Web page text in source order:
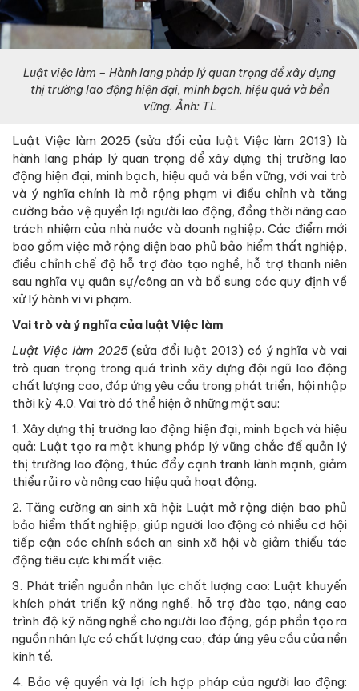
Luật việc làm – Hành lang pháp lý quan trọng để xây dựng
thị trường lao động hiện đại, minh bạch, hiệu quả và bền
vững. Ảnh: TL
Luật Việc làm 2025 (sửa đổi của luật Việc làm 2013) là
hành lang pháp lý quan trọng để xây dựng thị trường lao
động hiện đại, minh bạch, hiệu quả và bền vững, với vai trò
và ý nghĩa chính là mở rộng phạm vi điều chỉnh và tăng
cường bảo vệ quyền lợi người lao động, đồng thời nâng cao
trách nhiệm của nhà nước và doanh nghiệp. Các điểm mới
bao gồm việc mở rộng diện bao phủ bảo hiểm thất nghiệp,
điều chỉnh chế độ hỗ trợ đào tạo nghề, hỗ trợ thanh niên
sau nghĩa vụ quân sự/công an và bổ sung các quy định về
xử lý hành vi vi phạm.
Vai trò và ý nghĩa của luật Việc làm
Luật Việc làm 2025(sửa đổi luật 2013) có ý nghĩa và vai
trò quan trọng trong quá trình xây dựng đội ngũ lao động
chất lượng cao, đáp ứng yêu cầu trong phát triển, hội nhập
thời kỳ 4.0. Vai trò đó thể hiện ở những mặt sau:
1. Xây dựng thị trường lao động hiện đại, minh bạch và hiệu
quả: Luật tạo ra một khung pháp lý vững chắc để quản lý
thị trường lao động, thúc đẩy cạnh tranh lành mạnh, giảm
thiểu rủi ro và nâng cao hiệu quả hoạt động.
2. Tăng cường an sinh xã hội: Luật mở rộng diện bao phủ
bảo hiểm thất nghiệp, giúp người lao động có nhiều cơ hội
tiếp cận các chính sách an sinh xã hội và giảm thiểu tác
động tiêu cực khi mất việc.
3. Phát triển nguồn nhân lực chất lượng cao: Luật khuyến
khích phát triển kỹ năng nghề, hỗ trợ đào tạo, nâng cao
trình độ kỹ năng nghề cho người lao động, góp phần tạo ra
nguồn nhân lực có chất lượng cao, đáp ứng yêu cầu của nền
kinh tế.
4. Bảo vệ quyền và lợi ích hợp pháp của người lao động: